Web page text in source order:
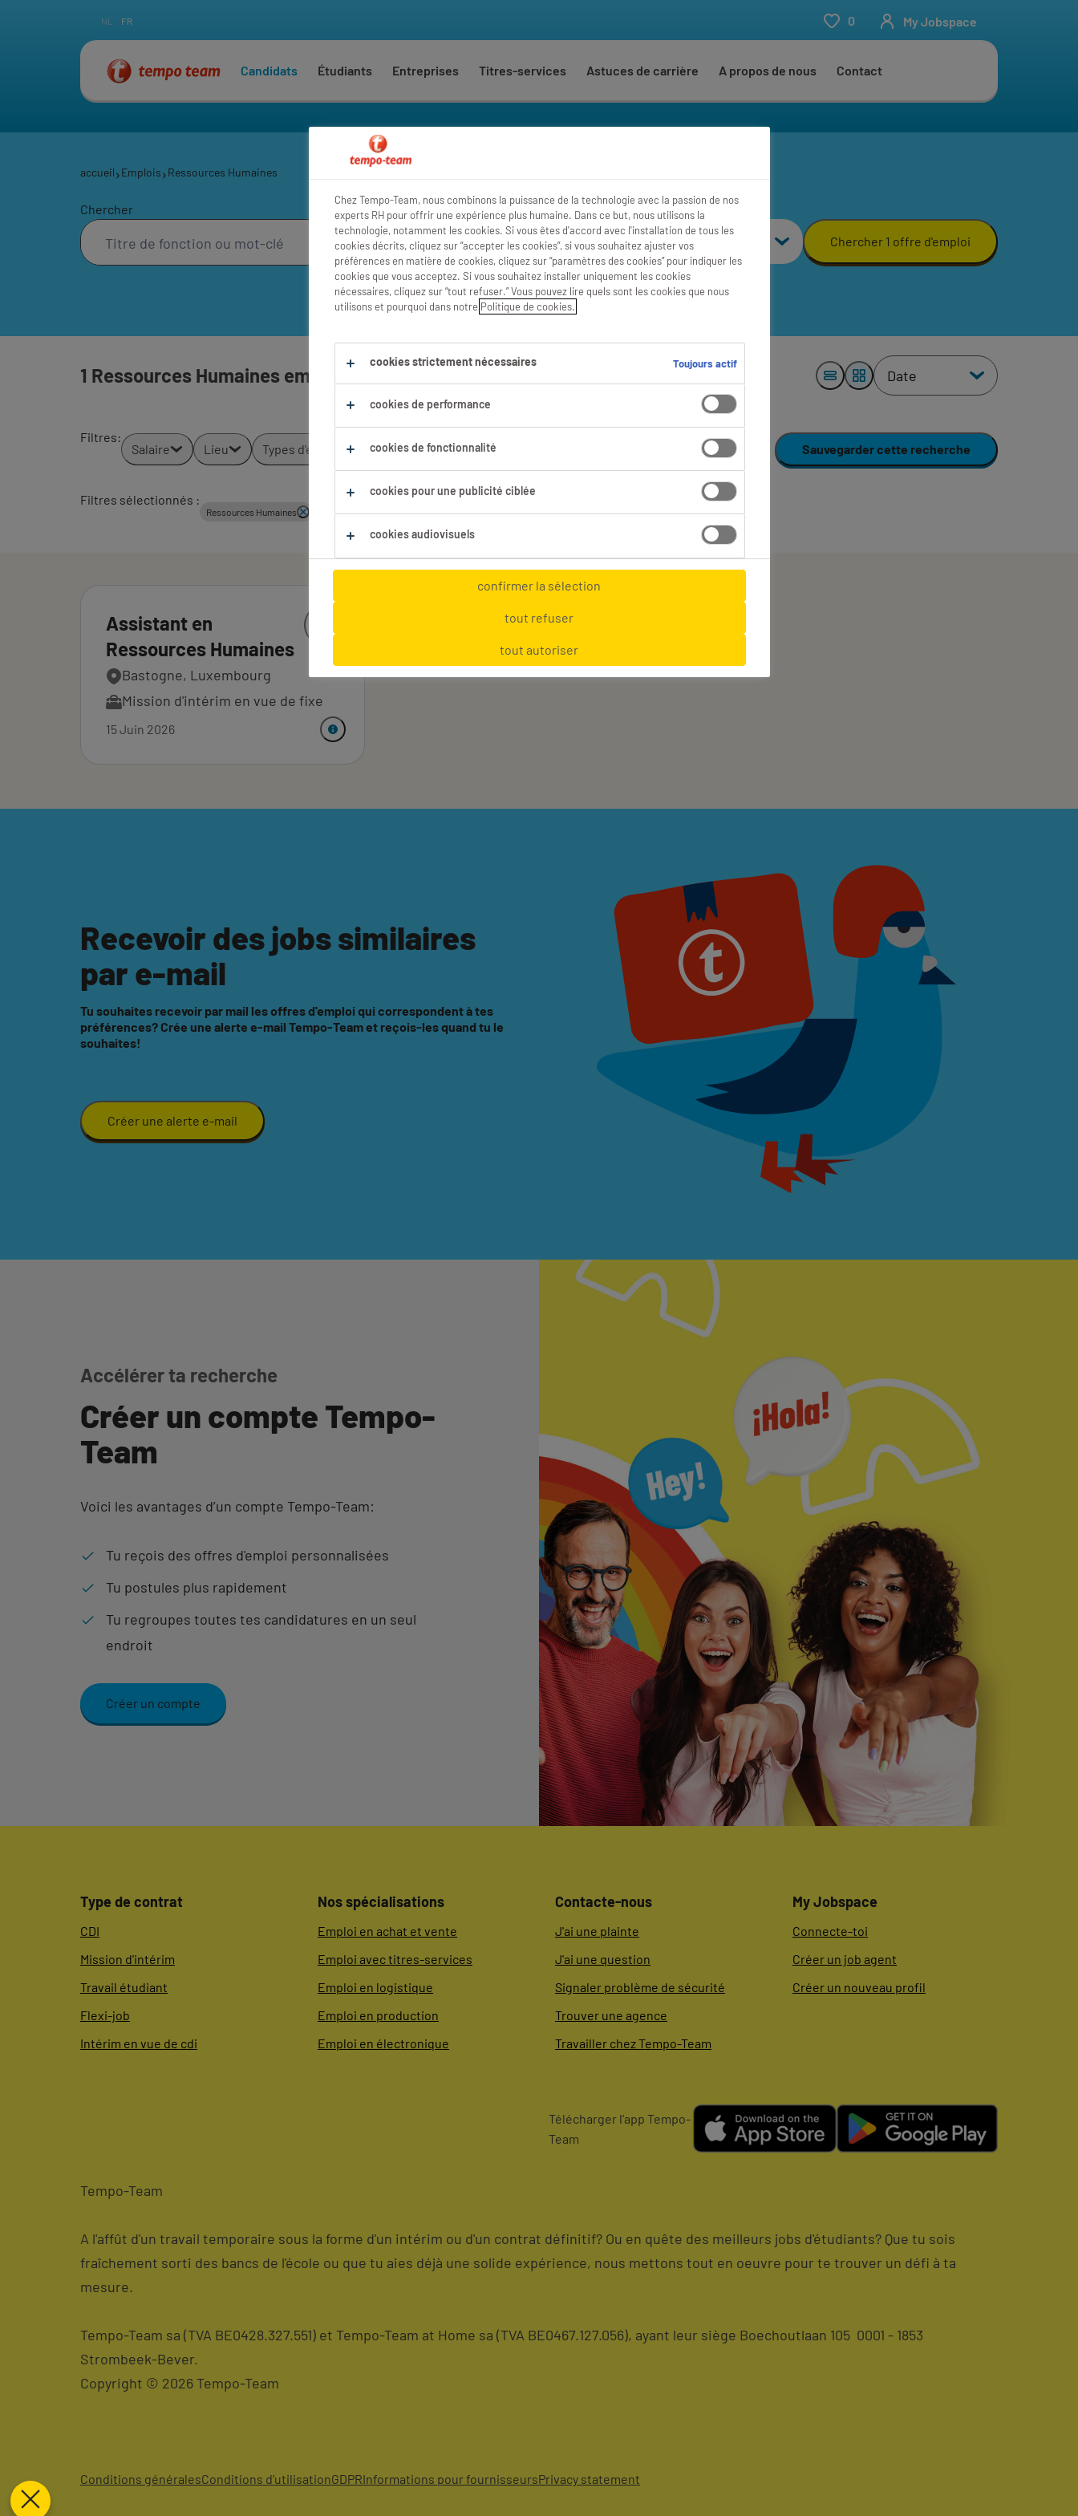
Candidats Étudiants Entreprises Titres-services Astuces de carrière A propos de nous Contact
0 My Jobspace
NL FR
accueil Emplois Ressources Humaines
Chercher Où Rayon
Chercher 1 offre d'emploi
1 Ressources Humaines emploi trouvé pour toi.
Filtres:
Salaire Lieu Types d'emploi 1 Domaine professionnel Sauvegarder cette recherche
Filtres sélectionnés :
Ressources Humaines Tout effacer
Assistant en
Ressources Humaines
Bastogne, Luxembourg
Mission d'intérim en vue de fixe
15 Juin 2026
Recevoir des jobs similaires
par e-mail
Tu souhaites recevoir par mail les offres d'emploi qui correspondent à tes
préférences? Crée une alerte e-mail Tempo-Team et reçois-les quand tu le
souhaites!
Créer une alerte e-mail
Accélérer ta recherche
Créer un compte Tempo-
Team
Voici les avantages d’un compte Tempo-Team:
Tu reçois des offres d'emploi personnalisées
Tu postules plus rapidement
Tu regroupes toutes tes candidatures en un seul
endroit
Créer un compte
Type de contrat
CDI
Mission d'intérim
Travail étudiant
Flexi-job
Intérim en vue de cdi
Nos spécialisations
Emploi en achat et vente
Emploi avec titres-services
Emploi en logistique
Emploi en production
Emploi en électronique
Contacte-nous
J'ai une plainte
J'ai une question
Signaler problème de sécurité
Trouver une agence
Travailler chez Tempo-Team
My Jobspace
Connecte-toi
Créer un job agent
Créer un nouveau profil
Télécharger l'app Tempo-
Team
Tempo-Team
A l'affût d'un travail temporaire sous la forme d'un intérim ou d'un contrat définitif? Ou en quête des meilleurs jobs d'étudiants? Que tu sois
fraîchement sorti des bancs de l'école ou que tu aies déjà une solide expérience, nous mettons tout en oeuvre pour te trouver un défi à ta
mesure.
Tempo-Team sa (TVA BE0428.327.551) et Tempo-Team at Home sa (TVA BE0467.127.056), ayant leur siège Boechoutlaan 105 0001 - 1853
Strombeek-Bever.
Copyright © 2026 Tempo-Team
Conditions généralesConditions d’utilisationGDPRInformations pour fournisseursPrivacy statement
Chez Tempo-Team, nous combinons la puissance de la technologie avec la passion de nos
experts RH pour offrir une expérience plus humaine. Dans ce but, nous utilisons la
technologie, notamment les cookies. Si vous êtes d'accord avec l'installation de tous les
cookies décrits, cliquez sur “accepter les cookies”, si vous souhaitez ajuster vos
préférences en matière de cookies, cliquez sur “paramètres des cookies” pour indiquer les
cookies que vous acceptez. Si vous souhaitez installer uniquement les cookies
nécessaires, cliquez sur “tout refuser.” Vous pouvez lire quels sont les cookies que nous
utilisons et pourquoi dans notre Politique de cookies.
cookies strictement nécessaires Toujours actif
cookies de performance
cookies de fonctionnalité
cookies pour une publicité ciblée
cookies audiovisuels
confirmer la sélection
tout refuser
tout autoriser